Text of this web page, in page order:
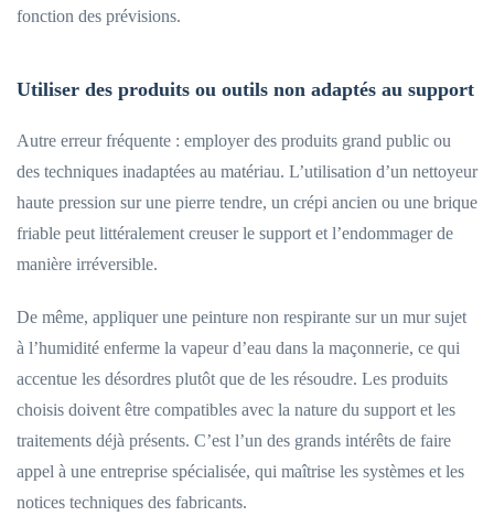
fonction des prévisions.
Utiliser des produits ou outils non adaptés au support
Autre erreur fréquente : employer des produits grand public ou
des techniques inadaptées au matériau. L’utilisation d’un nettoyeur
haute pression sur une pierre tendre, un crépi ancien ou une brique
friable peut littéralement creuser le support et l’endommager de
manière irréversible.
De même, appliquer une peinture non respirante sur un mur sujet
à l’humidité enferme la vapeur d’eau dans la maçonnerie, ce qui
accentue les désordres plutôt que de les résoudre. Les produits
choisis doivent être compatibles avec la nature du support et les
traitements déjà présents. C’est l’un des grands intérêts de faire
appel à une entreprise spécialisée, qui maîtrise les systèmes et les
notices techniques des fabricants.